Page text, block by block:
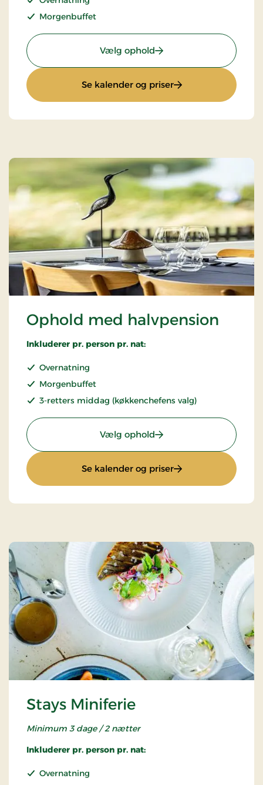
Morgenbuffet
Vælg ophold: Superpris
Se kalender og priser: Superpris
Ophold med halvpension
Inkluderer pr. person pr. nat:
Overnatning
Morgenbuffet
3-retters middag (køkkenchefens valg)
Vælg ophold: Ophold med
Se kalender og priser: Ophold med
Stays Miniferie
Minimum 3 dage / 2 nætter
Inkluderer pr. person pr. nat:
Overnatning